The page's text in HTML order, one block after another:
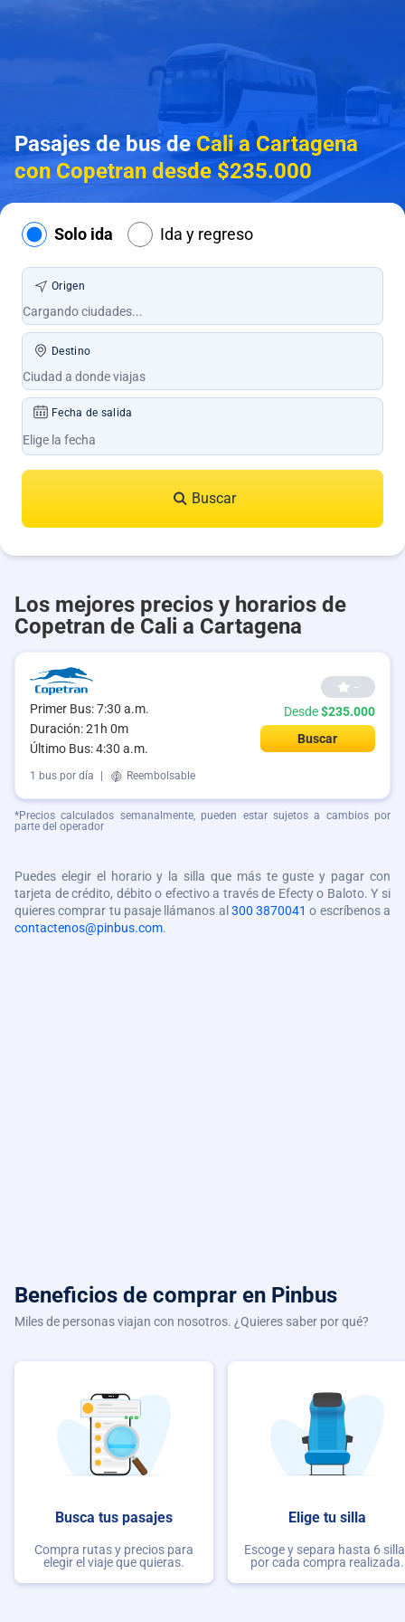
Pasajes de bus deCali a Cartagena
con Copetran desde $235.000
Solo ida Ida y regreso
Origen
Destino
Fecha de salida
Buscar
Los mejores precios y horarios de
Copetran de Cali a Cartagena
Primer Bus: 7:30 a.m.
Duración: 21h 0m
Último Bus: 4:30 a.m.
--
Desde$235.000
Buscar
1 bus por día Reembolsable
*Precios calculados semanalmente, pueden estar sujetos a cambios por
parte del operador
Puedes elegir el horario y la silla que más te guste y pagar con
tarjeta de crédito, débito o efectivo a través de Efecty o Baloto. Y si
quieres comprar tu pasaje llámanos al 300 3870041 o escríbenos a
contactenos@pinbus.com.
Beneficios de comprar en Pinbus
Miles de personas viajan con nosotros. ¿Quieres saber por qué?
Busca tus pasajes
Compra rutas y precios para
elegir el viaje que quieras.
Elige tu silla
Escoge y separa hasta 6
por cada compra realizada.